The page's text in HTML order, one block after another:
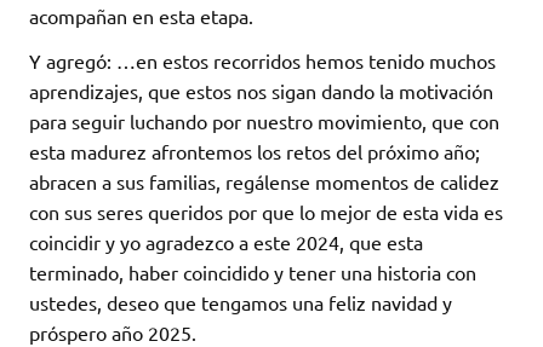
acompañan en esta etapa.
Y agregó: …en estos recorridos hemos tenido muchos
aprendizajes, que estos nos sigan dando la motivación
para seguir luchando por nuestro movimiento, que con
esta madurez afrontemos los retos del próximo año;
abracen a sus familias, regálense momentos de calidez
con sus seres queridos por que lo mejor de esta vida es
coincidir y yo agradezco a este 2024, que esta
terminado, haber coincidido y tener una historia con
ustedes, deseo que tengamos una feliz navidad y
próspero año 2025.